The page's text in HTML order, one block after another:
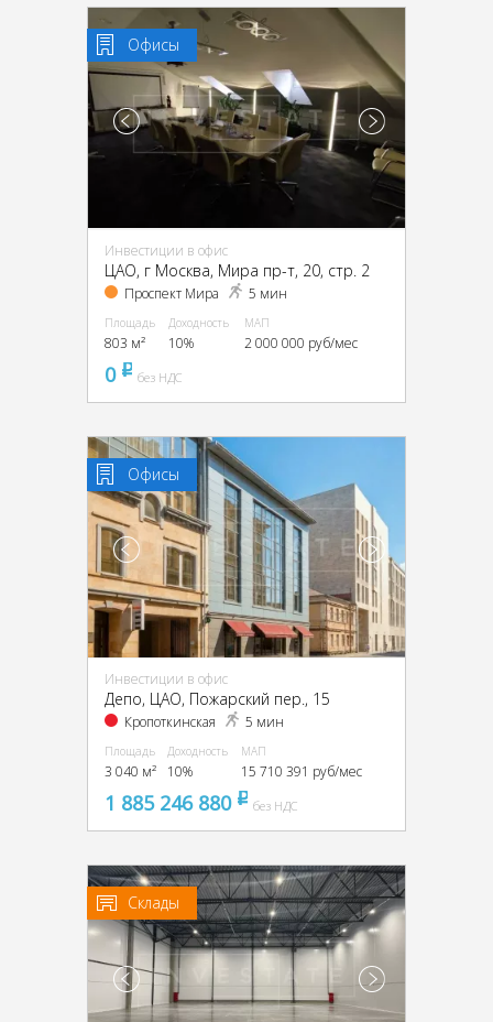
Офисы
Инвестиции в офис
ЦАО, г Москва, Мира пр-т, 20, стр. 2
Проспект Мира 5 мин
Площадь
803 м²
Доходность
10%
МАП
2 000 000 руб/мес
0 pуббез НДС
Офисы
Инвестиции в офис
Депо, ЦАО, Пожарский пер., 15
Кропоткинская 5 мин
Площадь
3 040 м²
Доходность
10%
МАП
15 710 391 руб/мес
1 885 246 880 pуббез НДС
Склады